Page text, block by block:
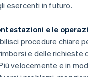
esercenti in futuro.
e le
procedure chiare
e delle richieste
velocemente e in